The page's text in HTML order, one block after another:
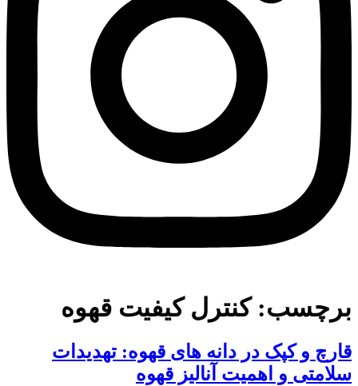
برچسب:کنترل کیفیت قهوه
قارچ و کپک در دانه های قهوه: تهدیدات
سلامتی و اهمیت آنالیز قهوه